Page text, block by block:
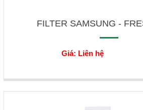
FILTER SAMSUNG -
Giá: Liên hệ